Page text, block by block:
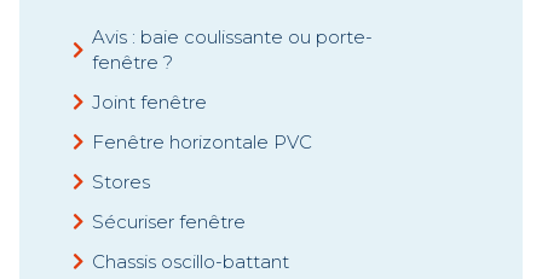
Avis : baie coulissante ou porte-
fenêtre ?
Joint fenêtre
Fenêtre horizontale PVC
Stores
Sécuriser fenêtre
Chassis oscillo-battant